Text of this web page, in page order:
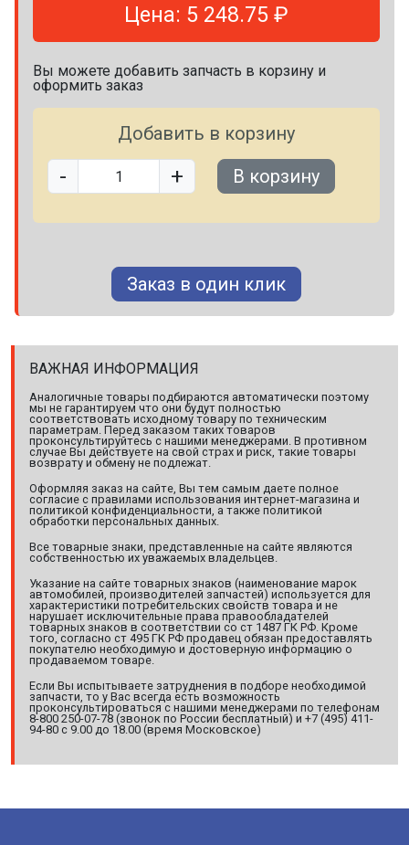
Цена: 5 248.75 ₽
Вы можете добавить запчасть в корзину и
оформить заказ
Добавить в корзину
- + В корзину
Заказ в один клик
ВАЖНАЯ ИНФОРМАЦИЯ
Аналогичные товары подбираются автоматически поэтому
мы не гарантируем что они будут полностью
соответствовать исходному товару по техническим
параметрам. Перед заказом таких товаров
проконсультируйтесь с нашими менеджерами. В противном
случае Вы действуете на свой страх и риск, такие товары
возврату и обмену не подлежат.
Оформляя заказ на сайте, Вы тем самым даете полное
согласие с правилами использования интернет-магазина и
политикой конфиденциальности, а также политикой
обработки персональных данных.
Все товарные знаки, представленные на сайте являются
собственностью их уважаемых владельцев.
Указание на сайте товарных знаков (наименование марок
автомобилей, производителей запчастей) используется для
характеристики потребительских свойств товара и не
нарушает исключительные права правообладателей
товарных знаков в соответствии со ст 1487 ГК РФ. Кроме
того, согласно ст 495 ГК РФ продавец обязан предоставлять
покупателю необходимую и достоверную информацию о
продаваемом товаре.
Если Вы испытываете затруднения в подборе необходимой
запчасти, то у Вас всегда есть возможность
проконсультироваться с нашими менеджерами по телефонам
8-800 250-07-78 (звонок по России бесплатный) и +7 (495) 411-
94-80 с 9.00 до 18.00 (время Московское)